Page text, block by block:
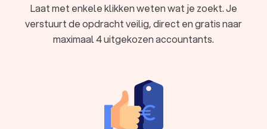
zich bezig met de interne boekhouding en controle.
Forensisch accountant: Gespecialiseerd in het
onderzoeken van fraude en financiële misdrijven.
Tolkamer goed aansluit bij jouw behoeften en de financiële
taken waar jij hulp bij zoekt.
Laat met enkele klikken weten wat je zoekt. Je
verstuurt de opdracht veilig, direct en gratis naar
maximaal 4 uitgekozen accountants.